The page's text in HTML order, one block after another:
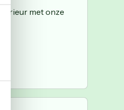
met onze